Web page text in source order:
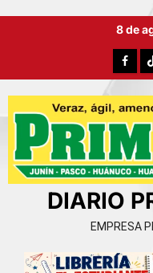
8 de
DIARIO
EMPRESA